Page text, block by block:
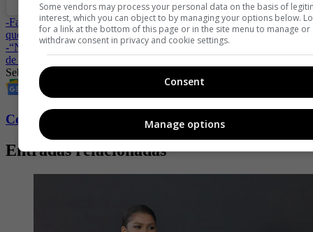
-Fallece el papá de Sebastián Caicedo y este fue el mensaje con el
que lo despidió el actor
-“No somos competencia”, novia de Sebastián Caicedo se despacha
de quienes la comparan con Carmen Villalobos
Sebastián Caicedo
Conozca más de Fucsia aquí
Entradas relacionadas
Some vendors may process your personal data on the basis of
interest, which you can object to by managing your options below.
for a link at the bottom of this page or in the site menu to manage or
withdraw consent in privacy and cookie settings.
Consent
Manage options